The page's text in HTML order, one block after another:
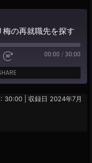
梅の再就職先を探す
00:00 / 30:00
30:00
収録日 2024年7月